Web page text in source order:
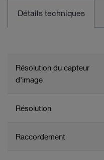
Détails techniques
Résolution du capteur
d'image
Résolution
Raccordement